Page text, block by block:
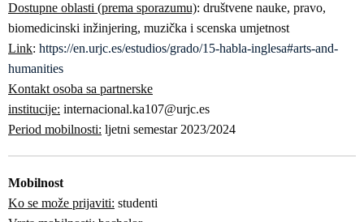
Dostupne oblasti (prema sporazumu): društvene nauke, pravo,
biomedicinski inžinjering, muzička i scenska umjetnost
Link: https://en.urjc.es/estudios/grado/15-habla-inglesa#arts-and-
humanities
Kontakt osoba sa partnerske
institucije: internacional.ka107@urjc.es
Period mobilnosti: ljetni semestar 2023/2024
Mobilnost
Ko se može prijaviti: studenti